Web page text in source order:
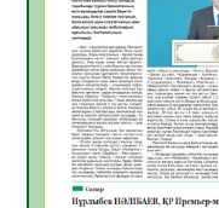
06.08.2026
АПВ вакцинасы
06.08.2026
Open Air:
департаменті
көрерменнің